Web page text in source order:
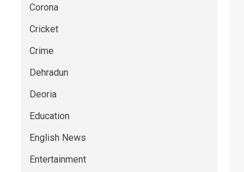
Corona
Cricket
Crime
Dehradun
Deoria
Education
English News
Entertainment